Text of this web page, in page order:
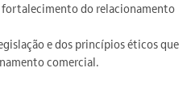
fortalecimento do relacionamento
e dos princípios éticos que
comercial.